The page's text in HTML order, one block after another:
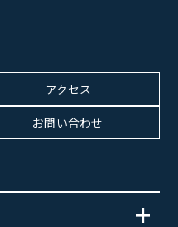
アクセス
お問い合わせ